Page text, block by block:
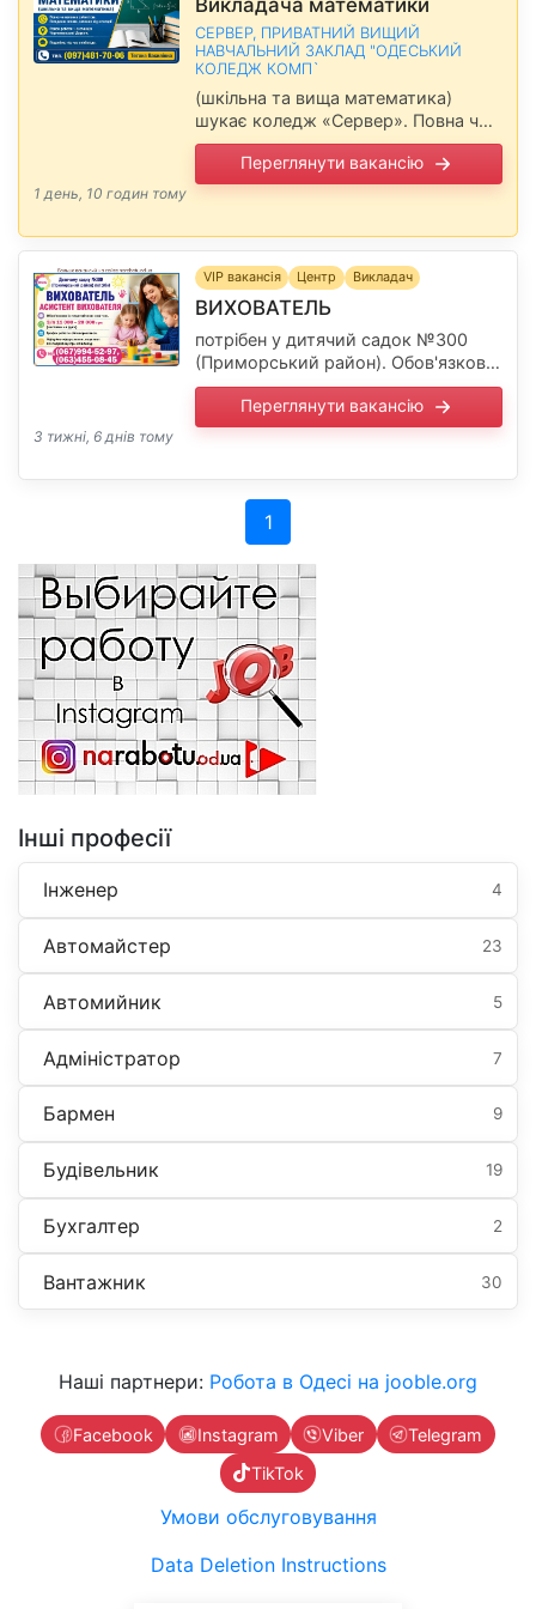
Інші професії
Інженер 4
Автомайстер 23
Автомийник 5
Адміністратор 7
Бармен 9
Будівельник 19
Бухгалтер 2
Вантажник 30
СЕРВЕР, ПРИВАТНИЙ ВИЩИЙ
НАВЧАЛЬНИЙ ЗАКЛАД "ОДЕСЬКИЙ
КОЛЕДЖ КОМП`
(шкільна та вища математика)
шукає коледж «Сервер». Повна чи
неповна зайнятість. Погодинна
оплата, залежно від категорії.
Район роботи 1-а станція
під час …
Переглянути вакансію
1 день, 10 годин тому
VIP вакансія Центр Викладач
ВИХОВАТЕЛЬ
потрібен у дитячий садок №300
(Приморський район). Обов'язково
із педагогічною освітою. З/п 11 000
– 20 000 грн (чистими на руки)
Графік роботи обговорюється.
Переглянути вакансію
3 тижні, 6 днів тому
1(current)
Наші партнери: Робота в Одесі на jooble.org
Facebook Instagram Viber
Telegram
TikTok
Умови обслуговування
Data Deletion Instructions